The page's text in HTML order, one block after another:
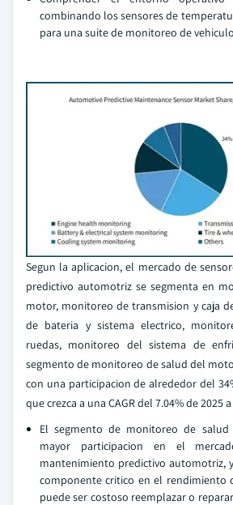
combinando los sensores de
para una suite de monitoreo de
Segun la aplicacion, el mercado de
predictivo automotriz se segmenta en
motor, monitoreo de transmision y caja
de bateria y sistema electrico,
ruedas, monitoreo del sistema de
segmento de monitoreo de salud del
con una participacion de alrededor del
que crezca a una CAGR del 7.04% de 2025
El segmento de monitoreo de
mayor participacion en el
mantenimiento predictivo automotriz,
componente critico en el rendimiento
puede ser costoso reemplazar o